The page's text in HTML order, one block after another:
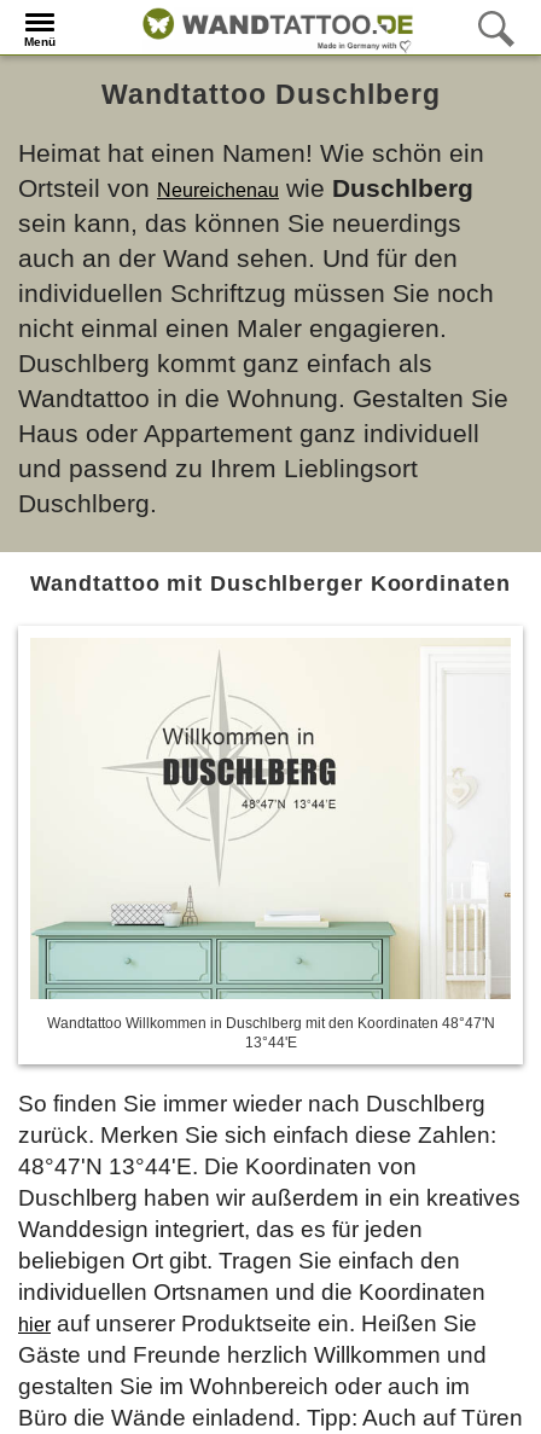
Menü
Wandtattoo Duschlberg
Heimat hat einen Namen! Wie schön ein
Ortsteil von Neureichenau wie Duschlberg
sein kann, das können Sie neuerdings
auch an der Wand sehen. Und für den
individuellen Schriftzug müssen Sie noch
nicht einmal einen Maler engagieren.
Duschlberg kommt ganz einfach als
Wandtattoo in die Wohnung. Gestalten Sie
Haus oder Appartement ganz individuell
und passend zu Ihrem Lieblingsort
Duschlberg.
Wandtattoo mit Duschlberger Koordinaten
Wandtattoo Willkommen in Duschlberg mit den Koordinaten 48°47'N
13°44'E
So finden Sie immer wieder nach Duschlberg
zurück. Merken Sie sich einfach diese Zahlen:
48°47'N 13°44'E. Die Koordinaten von
Duschlberg haben wir außerdem in ein kreatives
Wanddesign integriert, das es für jeden
beliebigen Ort gibt. Tragen Sie einfach den
individuellen Ortsnamen und die Koordinaten
hier auf unserer Produktseite ein. Heißen Sie
Gäste und Freunde herzlich Willkommen und
gestalten Sie im Wohnbereich oder auch im
Büro die Wände einladend. Tipp: Auch auf Türen